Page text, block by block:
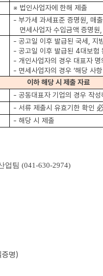
※ 법인사업자에 한해 제출
- 부가세 과세표준 증명원 매
면세사업자 수입금액 증명원
- 공고일 이후 발급된 국세 지
- 공고일 이후 발급된 4대보험
- 개인사업자의 경우 대표자
- 면세사업자의 경우 ‘해당 사
이하 해당 시 제출 자료
- 공동대표자 기업의 경우 작성
- 서류 제출시 유효기한 확인
- 해당 시 제출
업팀 (041-630-2974)
명)